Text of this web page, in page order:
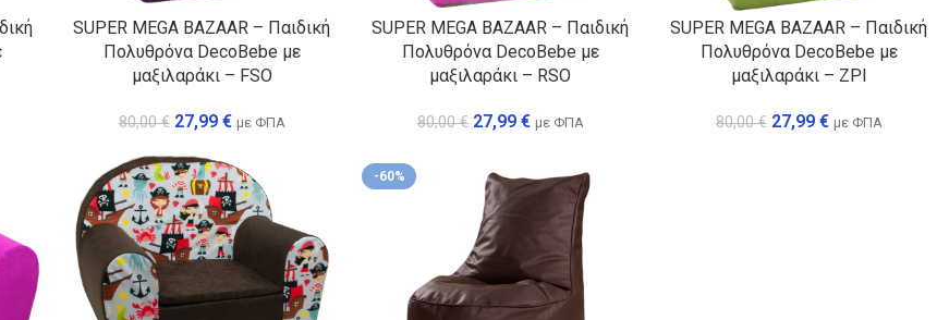
SUPER MEGA BAZAAR – Παιδική
Πολυθρόνα DecoBebe με
μαξιλαράκι – FSO
80,00€ 27,99 € με ΦΠΑ
SUPER MEGA BAZAAR – Παιδική
Πολυθρόνα DecoBebe με
μαξιλαράκι – RSO
80,00€ 27,99 € με ΦΠΑ
SUPER MEGA BAZAAR – Παιδική
Πολυθρόνα DecoBebe με
μαξιλαράκι – ZPI
80,00€ 27,99 € με ΦΠΑ
-60%